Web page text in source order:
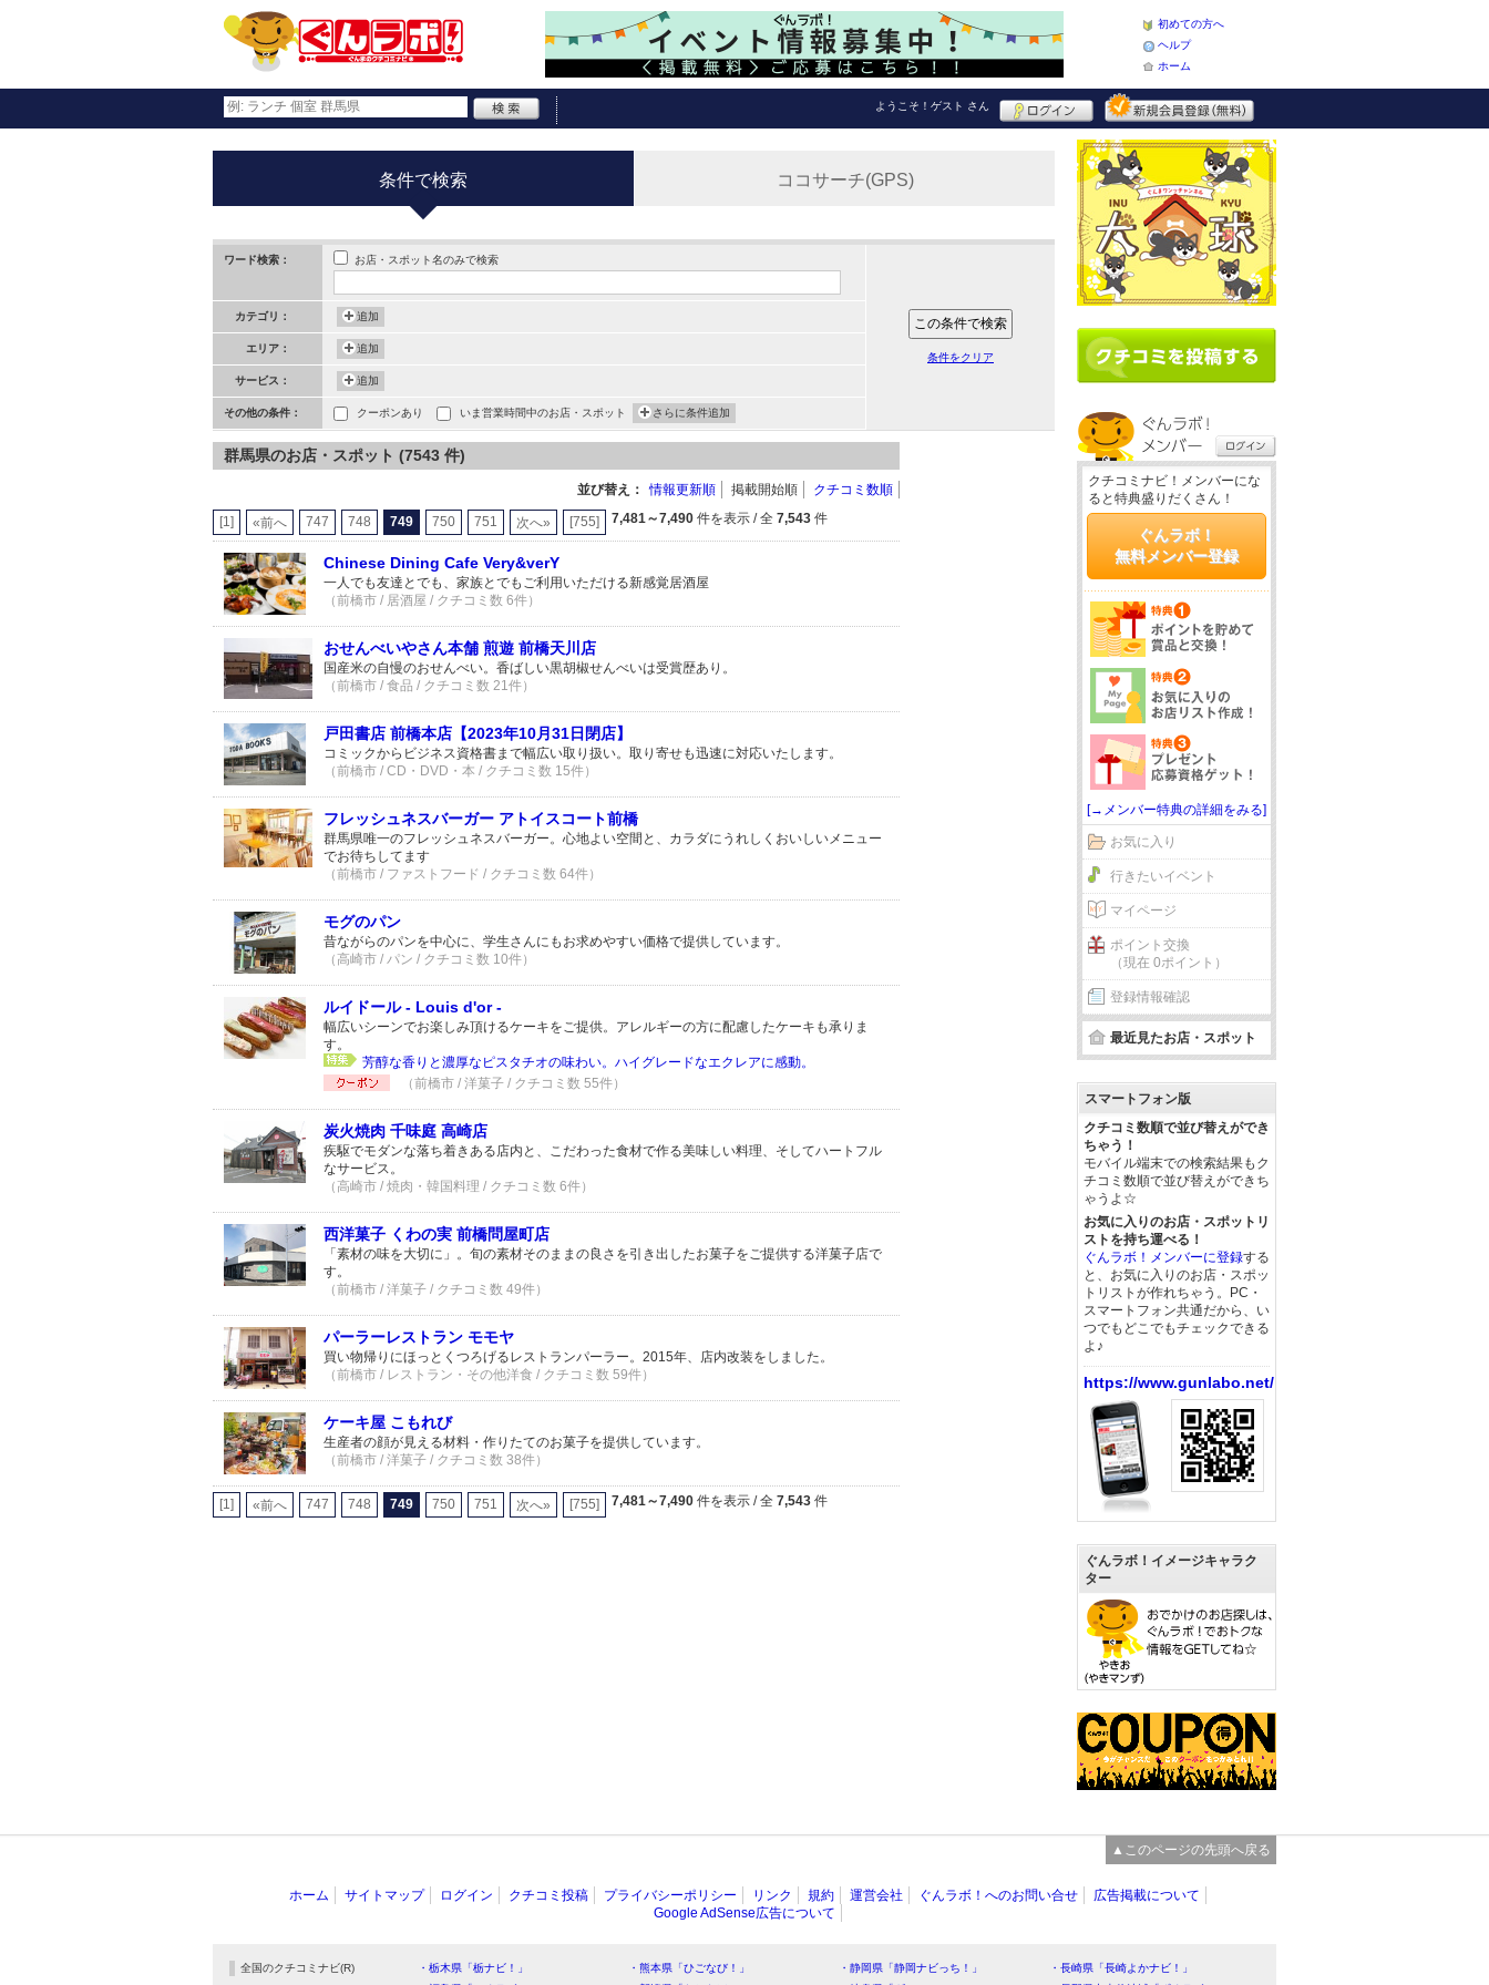
初めての方へ
ヘルプ
ホーム
ようこそ！ ゲスト さん
条件で検索 ココサーチ(GPS)
ワード検索： お店・スポット名のみで検索
カテゴリ： 追加
エリア： 追加
サービス： 追加
その他の条件： クーポンあり いま営業時間中のお店・スポット さらに条件追加
条件をクリア
群馬県のお店・スポット (7543 件)
並び替え： 情報更新順 掲載開始順 クチコミ数順
[1] «前へ 747 748 749 750 751 次へ» [755] 7,481～7,490 件を表示 / 全 7,543 件
Chinese Dining Cafe Very&verY
一人でも友達とでも、家族とでもご利用いただける新感覚居酒屋
（前橋市 / 居酒屋 / クチコミ数 6件）
おせんべいやさん本舗 煎遊 前橋天川店
国産米の自慢のおせんべい。香ばしい黒胡椒せんべいは受賞歴あり。
（前橋市 / 食品 / クチコミ数 21件）
戸田書店 前橋本店【2023年10月31日閉店】
コミックからビジネス資格書まで幅広い取り扱い。取り寄せも迅速に対応いたします。
（前橋市 / CD・DVD・本 / クチコミ数 15件）
フレッシュネスバーガー アトイスコート前橋
群馬県唯一のフレッシュネスバーガー。心地よい空間と、カラダにうれしくおいしいメニュー
でお待ちしてます
（前橋市 / ファストフード / クチコミ数 64件）
モグのパン
昔ながらのパンを中心に、学生さんにもお求めやすい価格で提供しています。
（高崎市 / パン / クチコミ数 10件）
ルイドール - Louis d'or -
幅広いシーンでお楽しみ頂けるケーキをご提供。アレルギーの方に配慮したケーキも承りま
す。
芳醇な香りと濃厚なピスタチオの味わい。ハイグレードなエクレアに感動。
（前橋市 / 洋菓子 / クチコミ数 55件）
炭火焼肉 千味庭 高崎店
疾駆でモダンな落ち着きある店内と、こだわった食材で作る美味しい料理、そしてハートフル
なサービス。
（高崎市 / 焼肉・韓国料理 / クチコミ数 6件）
西洋菓子 くわの実 前橋問屋町店
「素材の味を大切に」。旬の素材そのままの良さを引き出したお菓子をご提供する洋菓子店で
す。
（前橋市 / 洋菓子 / クチコミ数 49件）
パーラーレストラン モモヤ
買い物帰りにほっとくつろげるレストランパーラー。2015年、店内改装をしました。
（前橋市 / レストラン・その他洋食 / クチコミ数 59件）
ケーキ屋 こもれび
生産者の顔が見える材料・作りたてのお菓子を提供しています。
（前橋市 / 洋菓子 / クチコミ数 38件）
[1] «前へ 747 748 749 750 751 次へ» [755] 7,481～7,490 件を表示 / 全 7,543 件
クチコミナビ！メンバーにな
ると特典盛りだくさん！
ぐんラボ！
無料メンバー登録
[→メンバー特典の詳細をみる]
お気に入り
行きたいイベント
マイページ
ポイント交換
（現在 0ポイント）
登録情報確認
最近見たお店・スポット
スマートフォン版
クチコミ数順で並び替えができ
ちゃう！
モバイル端末での検索結果もク
チコミ数順で並び替えができち
ゃうよ☆
お気に入りのお店・スポットリ
ストを持ち運べる！
ぐんラボ！メンバーに登録する
と、お気に入りのお店・スポッ
トリストが作れちゃう。PC・
スマートフォン共通だから、い
つでもどこでもチェックできる
よ♪
https://www.gunlabo.net/
ぐんラボ！イメージキャラク
ター
▲このページの先頭へ戻る
ホーム サイトマップ ログイン クチコミ投稿 プライバシーポリシー リンク 規約 運営会社 ぐんラボ！へのお問い合せ
広告掲載について
Google AdSense広告について
全国のクチコミナビ(R) ・栃木県「栃ナビ！」 ・熊本県「ひごなび！」 ・静岡県「静岡ナビっち！」
・長崎県「長崎よかナビ！」